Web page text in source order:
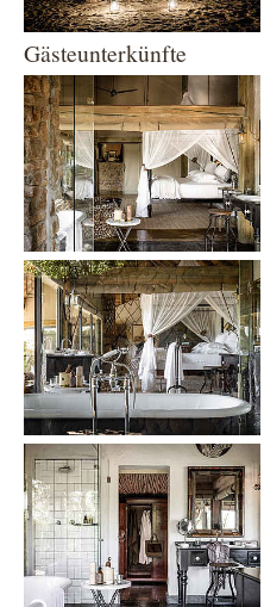
Gästeunterkünfte
Show larger version
Show larger version
Show larger version